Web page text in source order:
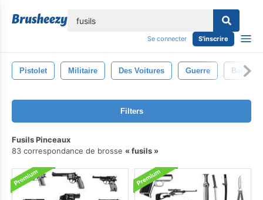
Se connecter S'inscrire
Pistolet Militaire Des Voitures Guerre Balle
Filters
Fusils Pinceaux
83 correspondance de brosse
fusils